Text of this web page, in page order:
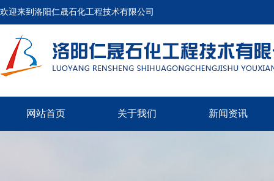
欢迎来到洛阳仁晟石化工程技术有限公司
网站首页 关于我们 新闻资讯